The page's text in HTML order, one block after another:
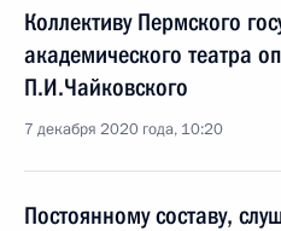
Коллективу Пермского
академического театра
П.И.Чайковского
7 декабря 2020 года, 10:20
Постоянному составу,